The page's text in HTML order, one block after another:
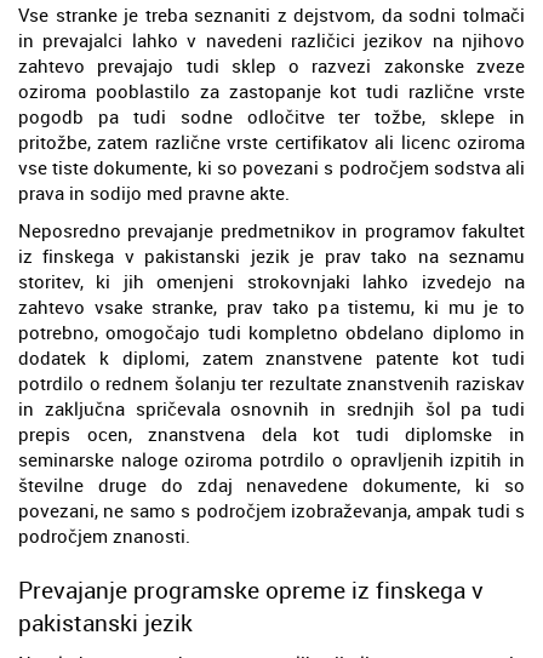
Vse stranke je treba seznaniti z dejstvom, da sodni tolmači
in prevajalci lahko v navedeni različici jezikov na njihovo
zahtevo prevajajo tudi sklep o razvezi zakonske zveze
oziroma pooblastilo za zastopanje kot tudi različne vrste
pogodb pa tudi sodne odločitve ter tožbe, sklepe in
pritožbe, zatem različne vrste certifikatov ali licenc oziroma
vse tiste dokumente, ki so povezani s področjem sodstva ali
prava in sodijo med pravne akte.
Neposredno prevajanje predmetnikov in programov fakultet
iz finskega v pakistanski jezik je prav tako na seznamu
storitev, ki jih omenjeni strokovnjaki lahko izvedejo na
zahtevo vsake stranke, prav tako pa tistemu, ki mu je to
potrebno, omogočajo tudi kompletno obdelano diplomo in
dodatek k diplomi, zatem znanstvene patente kot tudi
potrdilo o rednem šolanju ter rezultate znanstvenih raziskav
in zaključna spričevala osnovnih in srednjih šol pa tudi
prepis ocen, znanstvena dela kot tudi diplomske in
seminarske naloge oziroma potrdilo o opravljenih izpitih in
številne druge do zdaj nenavedene dokumente, ki so
povezani, ne samo s področjem izobraževanja, ampak tudi s
področjem znanosti.
Prevajanje programske opreme iz finskega v
pakistanski jezik